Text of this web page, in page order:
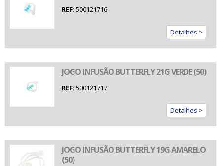
REF: 500121716
Detalhes >
JOGO INFUSÃO BUTTERFLY 21G VERDE (50)
REF: 500121717
Detalhes >
JOGO INFUSÃO BUTTERFLY 19G AMARELO
(50)